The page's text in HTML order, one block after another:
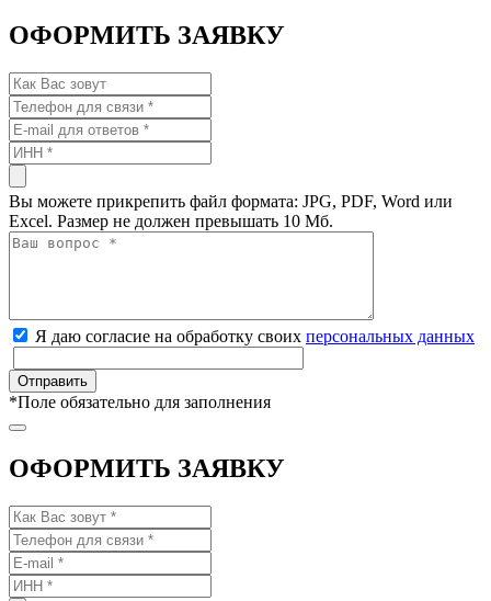
ОФОРМИТЬ ЗАЯВКУ
Вы можете прикрепить файл формата: JPG, PDF, Word или
Excel. Размер не должен превышать 10 Мб.
Я даю согласие на обработку своих персональных данных
*Поле обязательно для заполнения
ОФОРМИТЬ ЗАЯВКУ